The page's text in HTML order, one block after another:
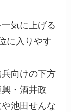
気に上げる
に入りやす
向けの下方
・酒井政
池田せんな